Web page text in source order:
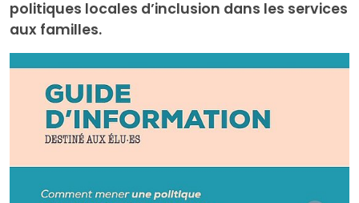
politiques locales d’inclusion dans les services
aux familles.